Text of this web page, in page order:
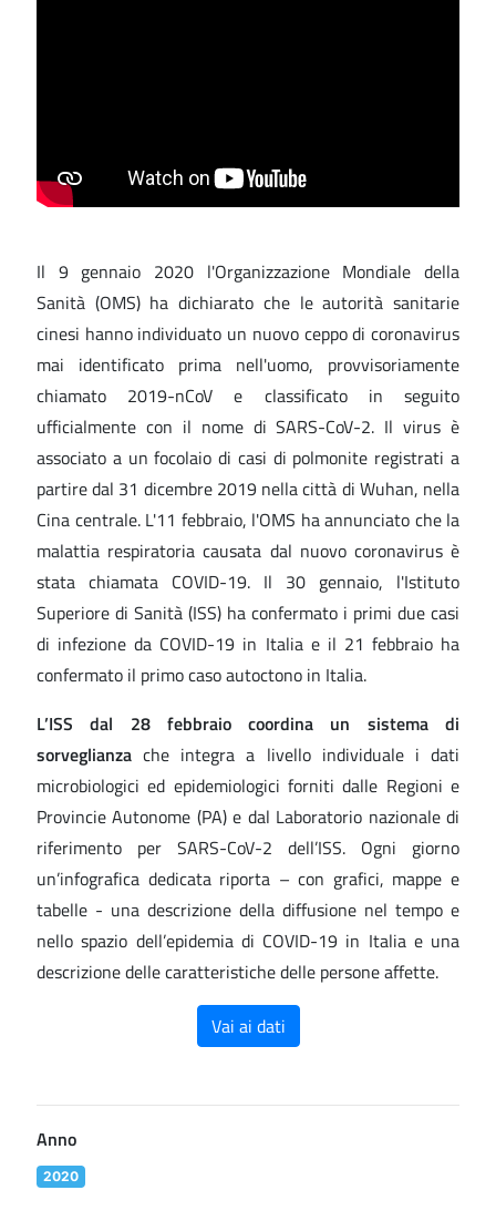
Il 9 gennaio 2020 l'Organizzazione Mondiale della
Sanità (OMS) ha dichiarato che le autorità sanitarie
cinesi hanno individuato un nuovo ceppo di coronavirus
mai identificato prima nell'uomo, provvisoriamente
chiamato 2019-nCoV e classificato in seguito
ufficialmente con il nome di SARS-CoV-2. Il virus è
associato a un focolaio di casi di polmonite registrati a
partire dal 31 dicembre 2019 nella città di Wuhan, nella
Cina centrale. L'11 febbraio, l'OMS ha annunciato che la
malattia respiratoria causata dal nuovo coronavirus è
stata chiamata COVID-19. Il 30 gennaio, l'Istituto
Superiore di Sanità (ISS) ha confermato i primi due casi
di infezione da COVID-19 in Italia e il 21 febbraio ha
confermato il primo caso autoctono in Italia.
L’ISS dal 28 febbraio coordina un sistema di
sorveglianza che integra a livello individuale i dati
microbiologici ed epidemiologici forniti dalle Regioni e
Provincie Autonome (PA) e dal Laboratorio nazionale di
riferimento per SARS-CoV-2 dell’ISS. Ogni giorno
un’infografica dedicata riporta – con grafici, mappe e
tabelle - una descrizione della diffusione nel tempo e
nello spazio dell’epidemia di COVID-19 in Italia e una
descrizione delle caratteristiche delle persone affette.
Vai ai dati
Anno
2020